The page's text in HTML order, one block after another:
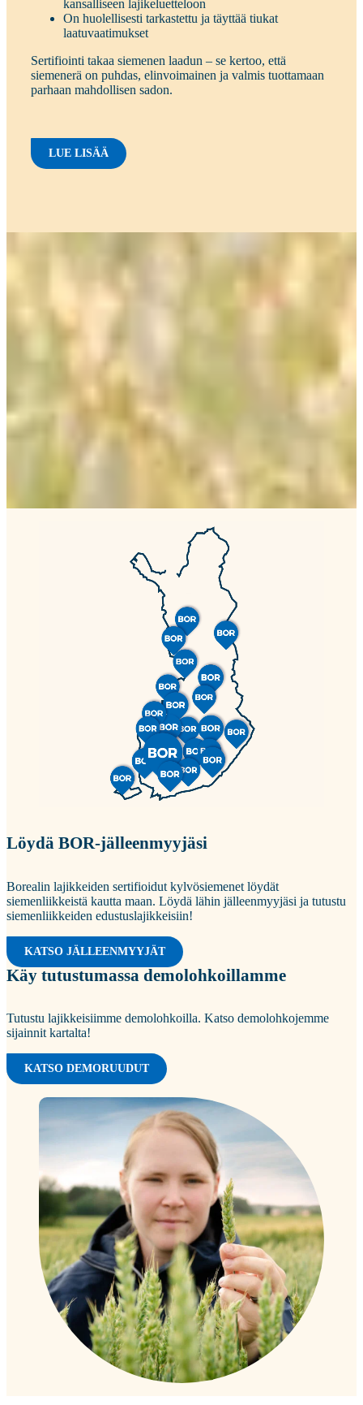
kansalliseen lajikeluetteloon
On huolellisesti tarkastettu ja täyttää tiukat
laatuvaatimukset
Sertifiointi takaa siemenen laadun – se kertoo, että
siemenerä on puhdas, elinvoimainen ja valmis tuottamaan
parhaan mahdollisen sadon.
LUE LISÄÄ
Löydä BOR-jälleenmyyjäsi
Borealin lajikkeiden sertifioidut kylvösiemenet löydät
siemenliikkeistä kautta maan. Löydä lähin jälleenmyyjäsi ja tutustu
siemenliikkeiden edustuslajikkeisiin!
KATSO JÄLLEENMYYJÄT
Käy tutustumassa demolohkoillamme
Tutustu lajikkeisiimme demolohkoilla. Katso demolohkojemme
sijainnit kartalta!
KATSO DEMORUUDUT